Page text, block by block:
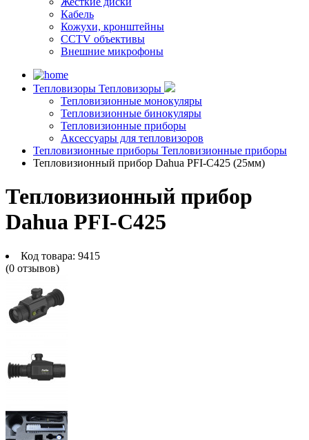
Кабель
Кожухи, кронштейны
CCTV объективы
Внешние микрофоны
Тепловизоры Тепловизоры
Тепловизионные монокуляры
Тепловизионные бинокуляры
Тепловизионные приборы
Аксессуары для тепловизоров
Тепловизионные приборы Тепловизионные приборы
Тепловизионный прибор Dahua PFI-C425 (25мм)
Тепловизионный прибор
Dahua PFI-C425
Код товара: 9415
(0 отзывов)